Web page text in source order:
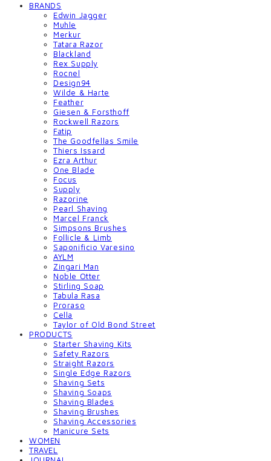
BRANDS
Edwin Jagger
Muhle
Merkur
Tatara Razor
Blackland
Rex Supply
Rocnel
Design94
Wilde & Harte
Feather
Giesen & Forsthoff
Rockwell Razors
Fatip
The Goodfellas Smile
Thiers Issard
Ezra Arthur
One Blade
Focus
Supply
Razorine
Pearl Shaving
Marcel Franck
Simpsons Brushes
Follicle & Limb
Saponificio Varesino
AYLM
Zingari Man
Noble Otter
Stirling Soap
Tabula Rasa
Proraso
Cella
Taylor of Old Bond Street
PRODUCTS
Starter Shaving Kits
Safety Razors
Straight Razors
Single Edge Razors
Shaving Sets
Shaving Soaps
Shaving Blades
Shaving Brushes
Shaving Accessories
Manicure Sets
WOMEN
TRAVEL